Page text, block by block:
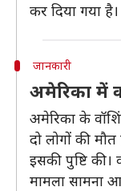
कर दिया गया है।
जानकारी
अमेरिका में
अमेरिका के
दो लोगों की
इसकी पुष्टि की।
मामला सामना